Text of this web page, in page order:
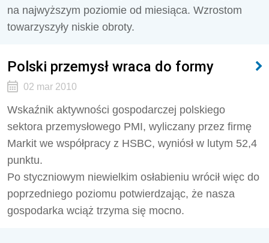
na najwyższym poziomie od miesiąca. Wzrostom
towarzyszyły niskie obroty.
Polski przemysł wraca do formy
02 mar 2010
Wskaźnik aktywności gospodarczej polskiego
sektora przemysłowego PMI, wyliczany przez firmę
Markit we współpracy z HSBC, wyniósł w lutym 52,4
punktu.
Po styczniowym niewielkim osłabieniu wrócił więc do
poprzedniego poziomu potwierdzając, że nasza
gospodarka wciąż trzyma się mocno.